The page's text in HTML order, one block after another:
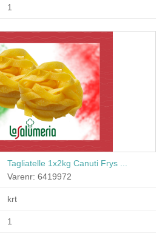
1
Tagliatelle 1x2kg Canuti Frys ...
Varenr: 6419972
krt
1